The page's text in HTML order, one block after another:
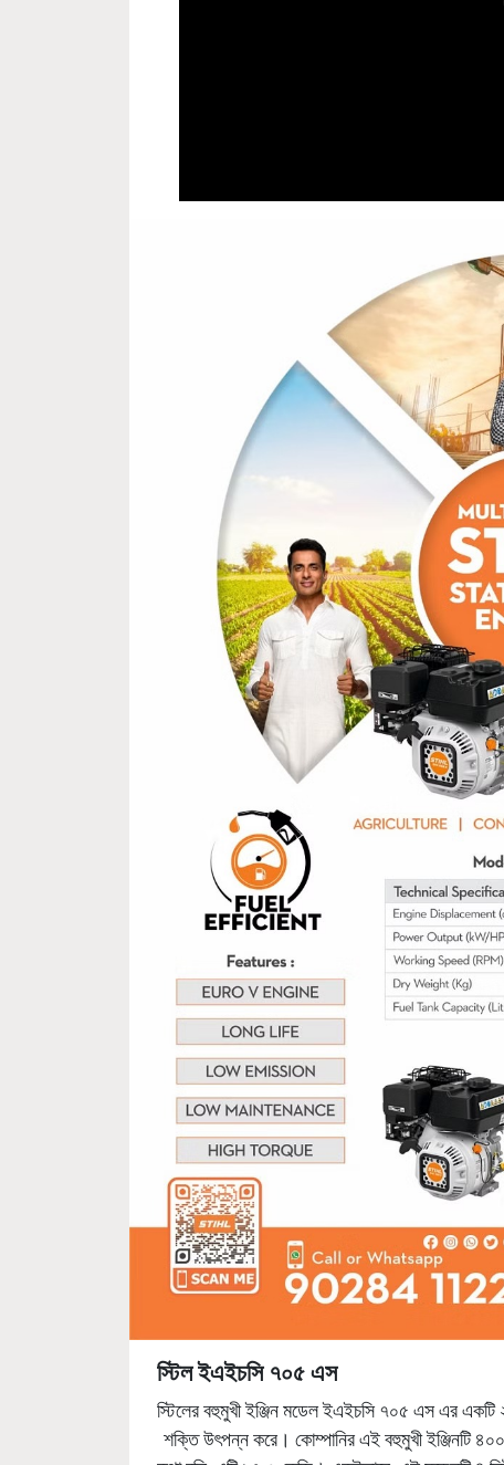
স্টিলইএইচসি ৭০৫ এস
স্টিলের বহুমুখী ইঞ্জিন মডেল ইএইচসি ৭০৫ এস এর
শক্তি উৎপন্ন করে। কোম্পানির এই বহুমুখী ইঞ্জিনটি
কথা বলি, এটি ১৭.৩ কেজি। একইভাবে, এই মডেলটি ৪